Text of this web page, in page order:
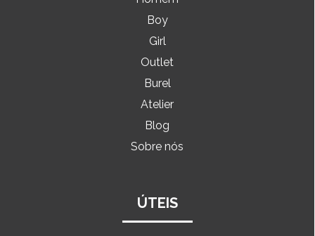
Boy
Girl
Outlet
Burel
Atelier
Blog
Sobre nós
ÚTEIS